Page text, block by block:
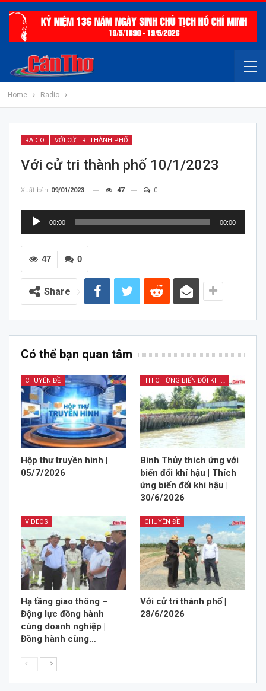
Home Radio
RADIO VỚI CỬ TRI THÀNH PHỐ
Với cử tri thành phố 10/1/2023
Xuất bản 09/01/2023 47 0
Trình
Audio
00:00 00:00
0
47
Share
Có thể bạn quan tâm
CHUYÊN ĐỀ
Hộp thư truyền hình |
05/7/2026
THÍCH ỨNG BIẾN ĐỔI KHÍ HẬU
Bình Thủy thích ứng với
biến đổi khí hậu | Thích
ứng biến đổi khí hậu |
30/6/2026
VIDEOS
Hạ tầng giao thông –
Động lực đồng hành
cùng doanh nghiệp |
Đồng hành cùng…
CHUYÊN ĐỀ
Với cử tri thành phố |
28/6/2026
-- --